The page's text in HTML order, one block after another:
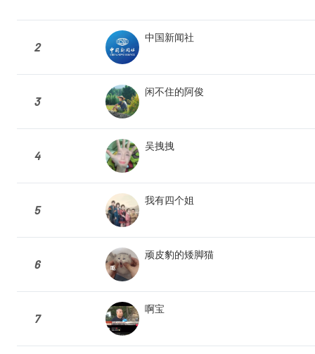
2
中国新闻社
3
闲不住的阿俊
4
吴拽拽
5
我有四个姐
6
顽皮豹的矮脚猫
7
啊宝